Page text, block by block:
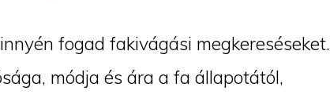
fogad fakivágási megkereséseket.
módja és ára a fa állapotától,